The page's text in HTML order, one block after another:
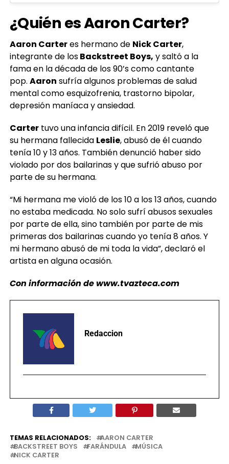
¿Quién es Aaron Carter?
Aaron Carteres hermano de Nick Carter,
integrante de losBackstreet Boys, y saltó a la
fama en la década de los 90’s como cantante
pop. Aaron sufría algunos problemas de salud
mental como esquizofrenia, trastorno bipolar,
depresión maníaca y ansiedad.
Cartertuvo una infancia difícil. En 2019 reveló que
su hermana fallecida Leslie, abusó de él cuando
tenía 10 y 13 años. También denunció haber sido
violado por dos bailarinas y que sufrió abuso por
parte de su hermana.
“Mi hermana me violó de los 10 a los 13 años, cuando
no estaba medicada. No solo sufrí abusos sexuales
por parte de ella, sino también por parte de mis
primeras dos bailarinas cuando yo tenía 8 años. Y
mi hermano abusó de mi toda la vida”, declaró el
artista en alguna ocasión.
Con información de www.tvazteca.com
Redaccion
TEMAS RELACIONADOS:
AARON CARTER
BACKSTREET BOYS
FARÁNDULA
MÚSICA
NICK CARTER